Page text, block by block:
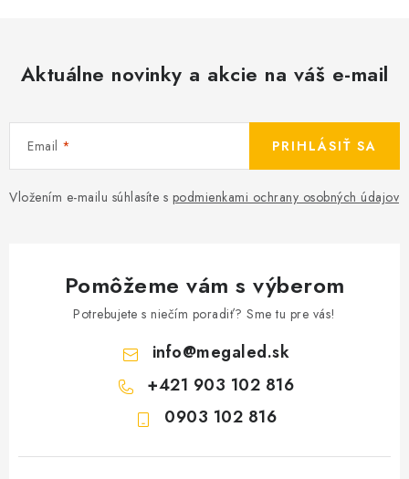
Aktuálne novinky a akcie na váš e-mail
Email
Vložením e-mailu súhlasíte s podmienkami ochrany osobných údajov
PRIHLÁSIŤ SA
Pomôžeme vám s výberom
Potrebujete s niečím poradiť? Sme tu pre vás!
info@megaled.sk
+421 903 102 816
0903 102 816